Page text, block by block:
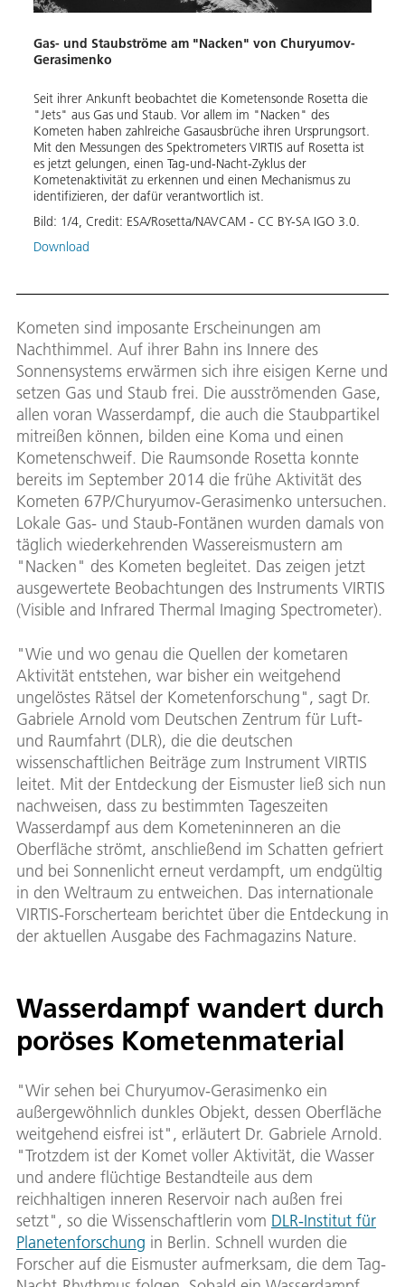
Gas- und Staubströme am "Nacken" von Churyumov-
Gerasimenko
Seit ihrer Ankunft beobachtet die Kometensonde Rosetta die
"Jets" aus Gas und Staub. Vor allem im "Nacken" des
Kometen haben zahlreiche Gasausbrüche ihren Ursprungsort.
Mit den Messungen des Spektrometers VIRTIS auf Rosetta ist
es jetzt gelungen, einen Tag-und-Nacht-Zyklus der
Kometenaktivität zu erkennen und einen Mechanismus zu
identifizieren, der dafür verantwortlich ist.
Bild: 1/4, Credit: ESA/Rosetta/NAVCAM - CC BY-SA IGO 3.0.
Download
Kometen sind imposante Erscheinungen am
Nachthimmel. Auf ihrer Bahn ins Innere des
Sonnensystems erwärmen sich ihre eisigen Kerne und
setzen Gas und Staub frei. Die ausströmenden Gase,
allen voran Wasserdampf, die auch die Staubpartikel
mitreißen können, bilden eine Koma und einen
Kometenschweif. Die Raumsonde Rosetta konnte
bereits im September 2014 die frühe Aktivität des
Kometen 67P/Churyumov-Gerasimenko untersuchen.
Lokale Gas- und Staub-Fontänen wurden damals von
täglich wiederkehrenden Wassereismustern am
"Nacken" des Kometen begleitet. Das zeigen jetzt
ausgewertete Beobachtungen des Instruments VIRTIS
(Visible and Infrared Thermal Imaging Spectrometer).
"Wie und wo genau die Quellen der kometaren
Aktivität entstehen, war bisher ein weitgehend
ungelöstes Rätsel der Kometenforschung", sagt Dr.
Gabriele Arnold vom Deutschen Zentrum für Luft-
und Raumfahrt (DLR), die die deutschen
wissenschaftlichen Beiträge zum Instrument VIRTIS
leitet. Mit der Entdeckung der Eismuster ließ sich nun
nachweisen, dass zu bestimmten Tageszeiten
Wasserdampf aus dem Kometeninneren an die
Oberfläche strömt, anschließend im Schatten gefriert
und bei Sonnenlicht erneut verdampft, um endgültig
in den Weltraum zu entweichen. Das internationale
VIRTIS-Forscherteam berichtet über die Entdeckung in
der aktuellen Ausgabe des Fachmagazins Nature.
Wasserdampf wandert durch
poröses Kometenmaterial
"Wir sehen bei Churyumov-Gerasimenko ein
außergewöhnlich dunkles Objekt, dessen Oberfläche
weitgehend eisfrei ist", erläutert Dr. Gabriele Arnold.
"Trotzdem ist der Komet voller Aktivität, die Wasser
und andere flüchtige Bestandteile aus dem
reichhaltigen inneren Reservoir nach außen frei
setzt", so die Wissenschaftlerin vom DLR-Institut für
Planetenforschung in Berlin. Schnell wurden die
Forscher auf die Eismuster aufmerksam, die dem Tag-